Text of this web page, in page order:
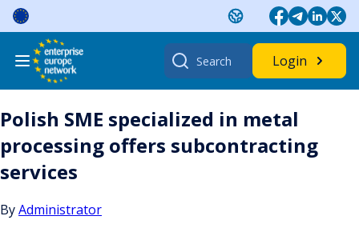
Skip
content
Search
for:
Login
Polish SME specialized in metal
processing offers subcontracting
services
ByAdministrator